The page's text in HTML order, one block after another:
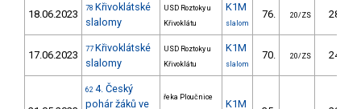
18.06.2023 78 Křivoklátské
slalomy
USD Roztoky u
Křivoklátu
K1M
slalom
76. 20/ZS 28.72
17.06.2023 77 Křivoklátské
slalomy
USD Roztoky u
Křivoklátu
K1M
slalom
70. 20/ZS 24.87
62 4. Český
pohár žáků ve
řeka Ploučnice
K1M